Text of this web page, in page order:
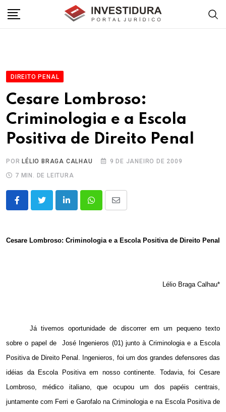
DIREITO PENAL
Cesare Lombroso:
Criminologia e a Escola
Positiva de Direito Penal
POR LÉLIO BRAGA CALHAU
9 DE JANEIRO DE 2009
7 MIN. DE LEITURA
LinkedInWhatsappShare
Cesare Lombroso: Criminologia e a Escola Positiva de Direito Penal
Lélio Braga Calhau*
Já tivemos oportunidade de discorrer em um pequeno texto
sobre o papel de
José Ingenieros (01) junto à Criminologia e a Escola
Positiva de Direito Penal. Ingenieros, foi um dos grandes defensores das
idéias da Escola Positiva em nosso continente. Todavia, foi Cesare
Lombroso, médico italiano, que ocupou um dos papéis centrais,
juntamente com Ferri e Garofalo na Criminologia e na Escola Positiva de